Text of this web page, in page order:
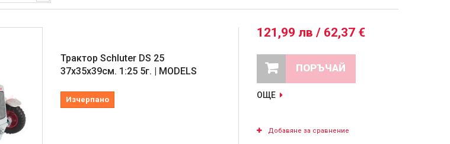
Трактор Schluter DS 25
37х35х39см. 1:25 5г. | MODELS
Изчерпано
121,99 лв / 62,37 €
ПОРЪЧАЙ
ОЩЕ
Добавяне за сравнение